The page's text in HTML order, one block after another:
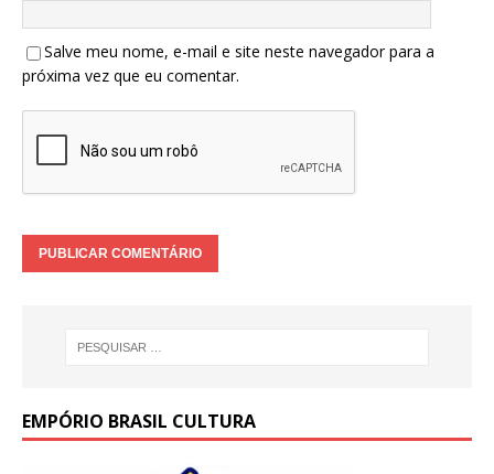
Salve meu nome, e-mail e site neste navegador para a
próxima vez que eu comentar.
EMPÓRIO BRASIL CULTURA